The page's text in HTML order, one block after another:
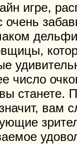
игре,
очень
число
станете.
вам